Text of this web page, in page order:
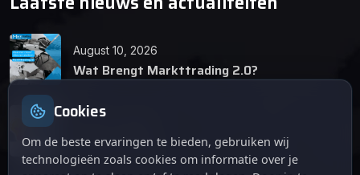
August 10, 2026
Wat Brengt Markttrading 2.0?
Tips en Tricks
Cookies
Om de beste ervaringen te bieden, gebruiken wij
technologieën zoals cookies om informatie over je